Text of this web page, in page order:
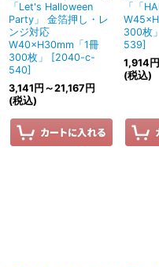
「Let's Halloween
Party」 金箔押し・レ
ンジ対応
W40×H30mm「1冊
300枚」
[2040-c-
540]
3,141円 ～21,167円
(税込)
「「
300枚」
539]
1,914円
(税込)